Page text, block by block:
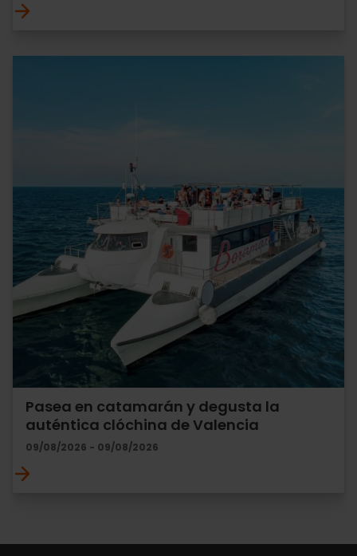
Pasea en catamarán y degusta la
auténtica clóchina de Valencia
09/08/2026 - 09/08/2026